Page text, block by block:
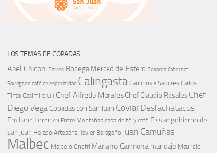
LOS TEMAS DE COPADAS
Abel Chiconi Barreal Bodega Merced del Estero Bonarda Cabernet
Sauvignon café de especialidad Calingasta Caminos y Sabores Carlos
Tinto Casimiro CFI Chef Alfredo Morales Chef Claudio Rosales Chef
Diego Vega Copadas con San Juan Coviar Desfachatados
Emiliano Lorenzo Entre Montañas casa de té y café Evisan gobierno de
san juan Helado Artesanal Javier Baragaño Juan Camuñas
Malbec Marcelo Onofri Mariano Carmona maridaje Mauricio